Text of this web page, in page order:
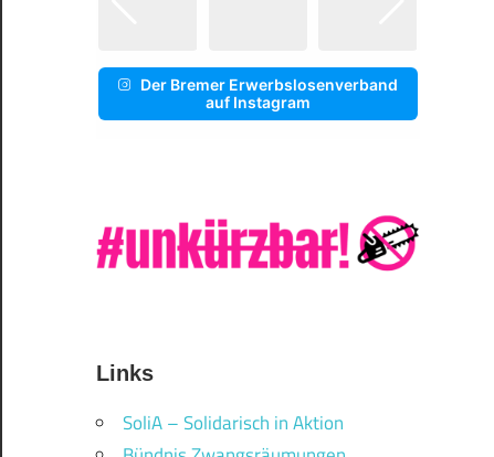
Der Bremer Erwerbslosenverband
auf Instagram
Links
SoliA – Solidarisch in Aktion